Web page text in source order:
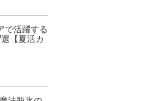
で活躍する
【夏活カ